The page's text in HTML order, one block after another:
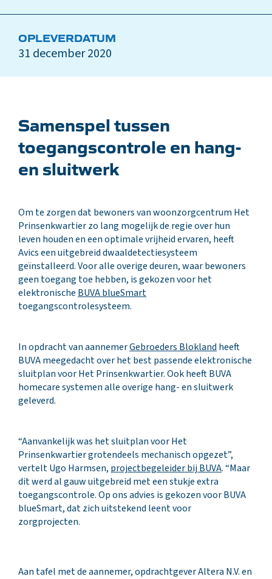
OPLEVERDATUM
31 december 2020
Samenspel tussen
toegangscontrole en hang-
en sluitwerk
Om te zorgen dat bewoners van woonzorgcentrum Het
Prinsenkwartier zo lang mogelijk de regie over hun
leven houden en een optimale vrijheid ervaren, heeft
Avics een uitgebreid dwaaldetectiesysteem
geïnstalleerd. Voor alle overige deuren, waar bewoners
geen toegang toe hebben, is gekozen voor het
elektronische BUVA blueSmart
toegangscontrolesysteem.
In opdracht van aannemerGebroeders Blokland heeft
BUVA meegedacht over het best passende elektronische
sluitplan voor Het Prinsenkwartier. Ook heeft BUVA
homecare systemen alle overige hang- en sluitwerk
geleverd.
“Aanvankelijk was het sluitplan voor Het
Prinsenkwartier grotendeels mechanisch opgezet”,
vertelt Ugo Harmsen, projectbegeleider bij BUVA. “Maar
dit werd al gauw uitgebreid met een stukje extra
toegangscontrole. Op ons advies is gekozen voor BUVA
blueSmart, dat zich uitstekend leent voor
zorgprojecten.
Aan tafel met de aannemer, opdrachtgever Altera N.V. en